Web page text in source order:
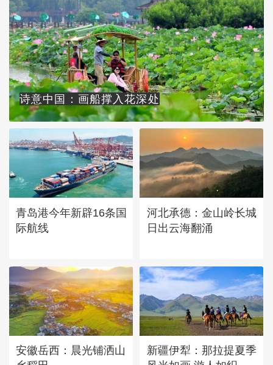
诗意中国：画船撑入花深处
青岛港今年新辟16条国
际航线
河北承德：金山岭长城
日出云海翻涌
安徽岳西：晨光铺洒山
新疆伊犁：那拉提夏季